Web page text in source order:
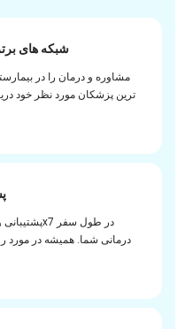
شبکه های
مشاوره و درمان را در
ترین پزشکان مورد نظر خود
درمانی شما. همیشه در